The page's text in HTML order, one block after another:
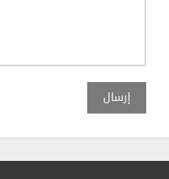
إرسال